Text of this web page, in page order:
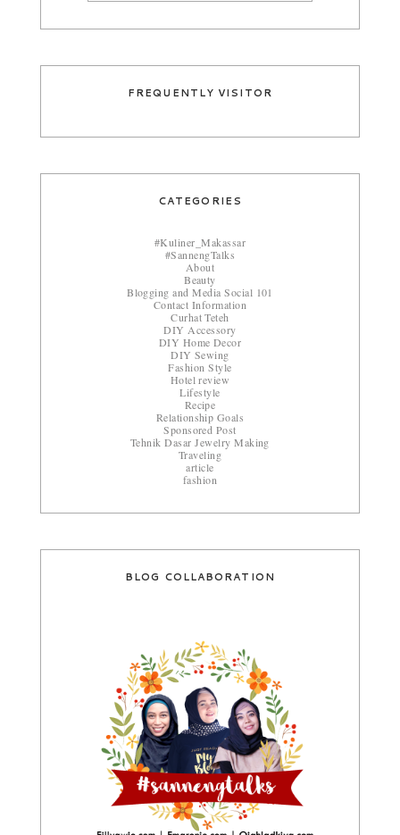
FREQUENTLY VISITOR
CATEGORIES
#Kuliner_Makassar
#SannengTalks
About
Beauty
Blogging and Media Social 101
Contact Information
Curhat Teteh
DIY Accessory
DIY Home Decor
DIY Sewing
Fashion Style
Hotel review
Lifestyle
Recipe
Relationship Goals
Sponsored Post
Tehnik Dasar Jewelry Making
Traveling
article
fashion
BLOG COLLABORATION